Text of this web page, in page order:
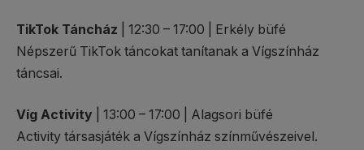
TikTok Táncház | 12:30 – 17:00 | Erkély büfé
Népszerű TikTok táncokat tanítanak a Vígszínház
táncsai.
Víg Activity | 13:00 – 17:00 | Alagsori büfé
Activity társasjáték a Vígszínház színművészeivel.